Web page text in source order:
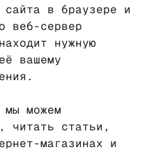
в браузере и
веб-сервер
нужную
вашему
мы можем
читать статьи,
магазинах и